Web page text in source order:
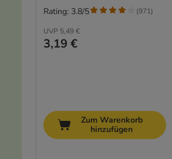
UVP 5,49 €
3,19 €
Rating: 3.8/5 (971)
Zum Warenkorb
hinzufügen